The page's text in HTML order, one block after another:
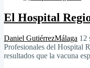
El Hospital
Daniel GutiérrezMálaga 12
Profesionales del Hospital
resultados que la vacuna